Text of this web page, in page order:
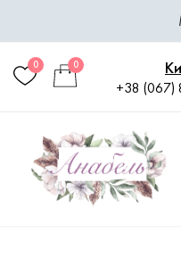
+38 (067)
0 0